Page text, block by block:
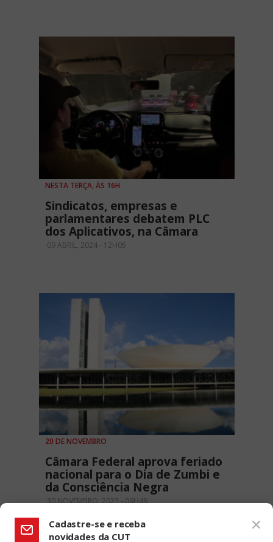
NESTA TERÇA, ÀS 16H
Sindicatos, empresas e
parlamentares debatem PLC
dos Aplicativos, na Câmara
09 ABRIL, 2024 - 12H05
20 DE NOVEMBRO
Câmara Federal aprova feriado
nacional para o Dia de Zumbi e
da Consciência Negra
30 NOVEMBRO, 2023 - 09H49
Cadastre-se e receba
novidades da CUT